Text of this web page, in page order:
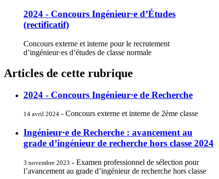
2024 - Concours Ingénieur·e d’Études
(rectificatif)
Concours externe et interne pour le recrutement
d’ingénieur·es d’études de classe normale
Articles de cette rubrique
2024 - Concours Ingénieur·e de Recherche
14 avril 2024 - Concours externe et interne de 2ème classe
Ingénieur·e de Recherche : avancement au
grade d’ingénieur de recherche hors classe 2024
3 novembre 2023 - Examen professionnel de sélection pour
l’avancement au grade d’ingénieur de recherche hors classe